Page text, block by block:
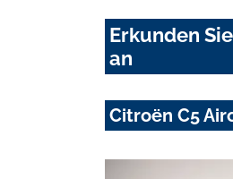
Erkunden
an
Citroën C5